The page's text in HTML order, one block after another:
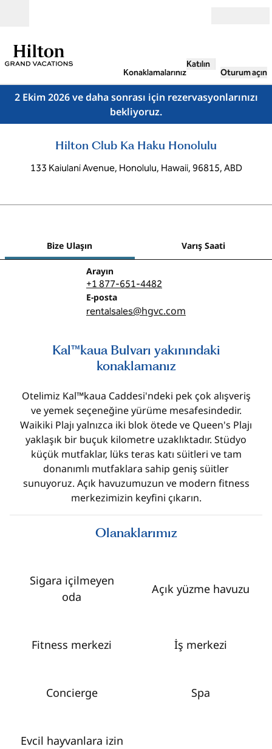
Konaklamalarınız
Katılın
Oturum açın
2 Ekim 2026 ve daha sonrası için rezervasyonlarınızı
bekliyoruz.
Hilton Club Ka Haku Honolulu
133 Kaiulani Avenue, Honolulu, Hawaii, 96815, ABD
Bize Ulaşın Varış Saati
Arayın
Arayın
+1 877-651-4482
E-posta
Email
rentalsales@hgvc.com
Kal™kaua Bulvarı yakınındaki
konaklamanız
Otelimiz Kal™kaua Caddesi'ndeki pek çok alışveriş
ve yemek seçeneğine yürüme mesafesindedir.
Waikiki Plajı yalnızca iki blok ötede ve Queen's Plajı
yaklaşık bir buçuk kilometre uzaklıktadır. Stüdyo
küçük mutfaklar, lüks teras katı süitleri ve tam
donanımlı mutfaklara sahip geniş süitler
sunuyoruz. Açık havuzumuzun ve modern fitness
merkezimizin keyfini çıkarın.
Olanaklarımız
Sigara içilmeyen
oda
Açık yüzme havuzu
Fitness merkezi İş merkezi
Concierge Spa
Evcil hayvanlara izin